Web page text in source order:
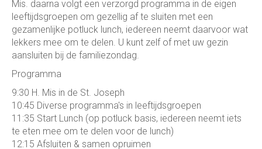
Mis. daarna volgt een verzorgd programma in de eigen
leeftijdsgroepen om gezellig af te sluiten met een
gezamenlijke potluck lunch, iedereen neemt daarvoor wat
lekkers mee om te delen. U kunt zelf of met uw gezin
aansluiten bij de familiezondag.
Programma
9:30 H. Mis in de St. Joseph
10:45 Diverse programma's in leeftijdsgroepen
11:35 Start Lunch (op potluck basis, iedereen neemt iets
te eten mee om te delen voor de lunch)
12:15 Afsluiten & samen opruimen